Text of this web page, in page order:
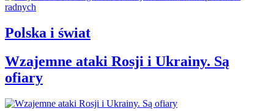
Polska i świat
Wzajemne ataki Rosji i Ukrainy. Są
ofiary